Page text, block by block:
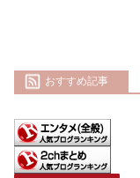
おすすめ記事